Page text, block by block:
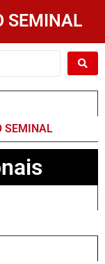
SEMINAL
SEMINAL